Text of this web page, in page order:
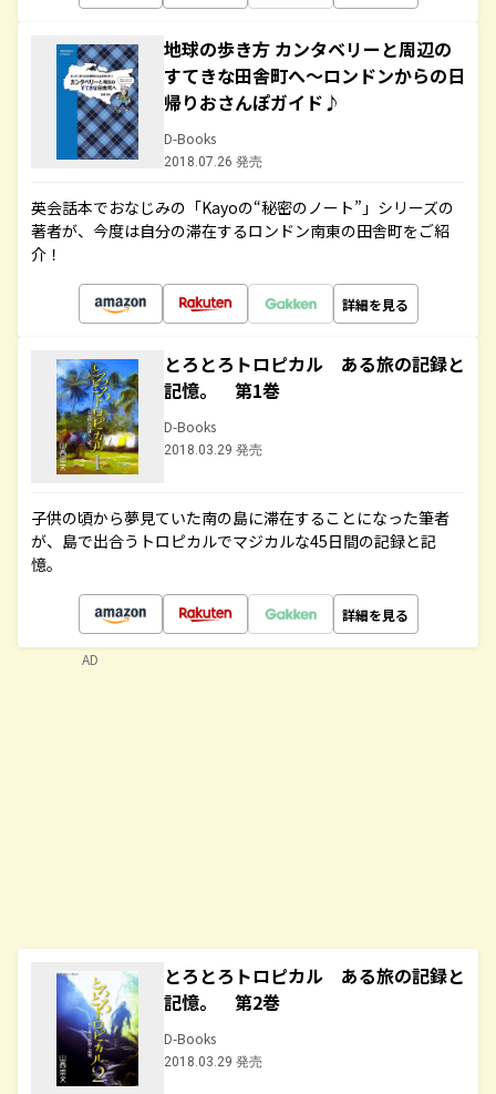
地球の歩き方 カンタベリーと周辺の
すてきな田舎町へ～ロンドンからの日
帰りおさんぽガイド♪
D-Books
2018.07.26 発売
英会話本でおなじみの「Kayoの“秘密のノート”」シリーズの
著者が、今度は自分の滞在するロンドン南東の田舎町をご紹
介！
詳細を見る
とろとろトロピカル ある旅の記録と
記憶。 第1巻
D-Books
2018.03.29 発売
子供の頃から夢見ていた南の島に滞在することになった筆者
が、島で出合うトロピカルでマジカルな45日間の記録と記
憶。
詳細を見る
とろとろトロピカル ある旅の記録と
記憶。 第2巻
D-Books
2018.03.29 発売
AD